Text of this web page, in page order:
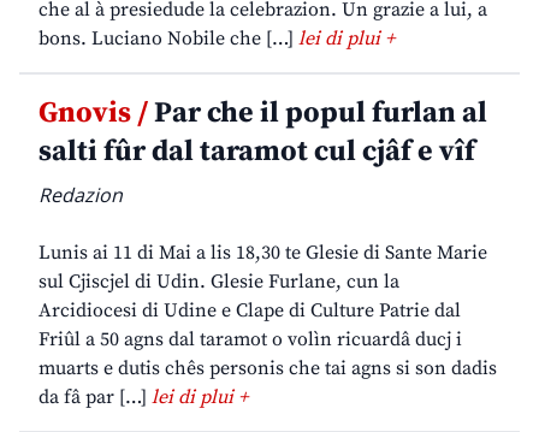
che al à presiedude la celebrazion. Un grazie a lui, a
bons. Luciano Nobile che […] lei di plui +
Gnovis /Par che il popul furlan al
salti fûr dal taramot cul cjâf e vîf
Redazion
Lunis ai 11 di Mai a lis 18,30 te Glesie di Sante Marie
sul Cjiscjel di Udin. Glesie Furlane, cun la
Arcidiocesi di Udine e Clape di Culture Patrie dal
Friûl a 50 agns dal taramot o volìn ricuardâ ducj i
muarts e dutis chês personis che tai agns si son dadis
da fâ par […] lei di plui +